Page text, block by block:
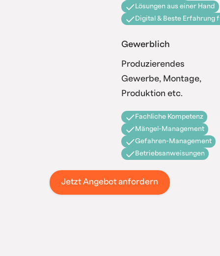
Lösungen aus einer Hand
Digital & Beste Erfahrung
Gewerblich
Produzierendes
Gewerbe, Montage,
Produktion etc.
Fachliche Kompetenz
Mängel-Management
Gefahren-Management
Betriebsanweisungen
Jetzt Angebot anfordern